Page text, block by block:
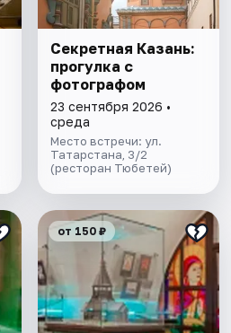
Секретная Казань:
прогулка с
фотографом
23 сентября 2026 •
среда
Место встречи: ул.
Татарстана, 3/2
(ресторан Тюбетей)
от 150 ₽